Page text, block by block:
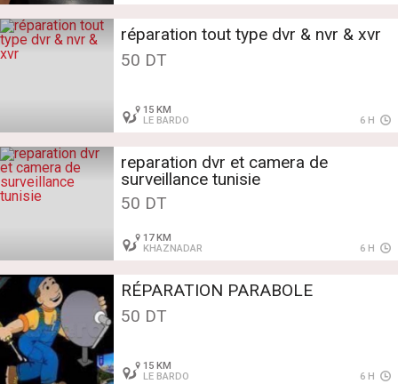
réparation tout type dvr & nvr & xvr
50 DT
15 KM
LE BARDO
6 H
reparation dvr et camera de
surveillance tunisie
50 DT
17 KM
KHAZNADAR
6 H
RÉPARATION PARABOLE
50 DT
15 KM
LE BARDO
6 H